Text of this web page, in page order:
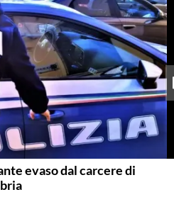
evaso dal carcere di